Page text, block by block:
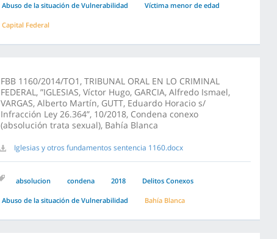
Abuso de la situación de Vulnerabilidad Víctima menor de edad
Capital Federal
FBB 1160/2014/TO1, TRIBUNAL ORAL EN LO CRIMINAL
FEDERAL, ”IGLESIAS, Víctor Hugo, GARCIA, Alfredo Ismael,
VARGAS, Alberto Martín, GUTT, Eduardo Horacio s/
Infracción Ley 26.364”, 10/2018, Condena conexo
(absolución trata sexual), Bahía Blanca
Iglesias y otros fundamentos sentencia 1160.docx
absolucion condena 2018 Delitos Conexos
Abuso de la situación de Vulnerabilidad Bahía Blanca